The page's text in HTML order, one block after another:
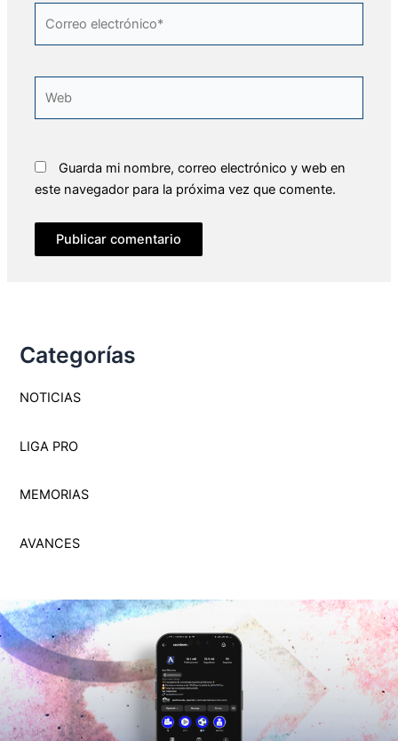
electrónico*
Guarda mi nombre, correo electrónico y web en
este navegador para la próxima vez que comente.
Categorías
NOTICIAS
LIGA PRO
MEMORIAS
AVANCES